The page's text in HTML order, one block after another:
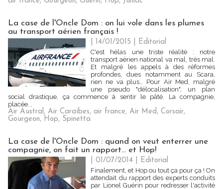
La case de l'Oncle Dom : on lui vole dans les plumes
au transport aérien français !
| 14/01/2015
Editorial
C'est hélas une triste réalité : notre
transport aérien national va mal, très mal.
Et malgré les appels à des réformes
profondes, dues notamment au Scara,
rien ne va plus… Pour Air Med, malgré
une pseudo "délocalisation", un plan
social drastique, ça commence à sentir le pâté. La compagnie,
placée...
Air Austral, Air Caraïbes, air france, Air Med, Corsair,
Gourgeon, Hop, Spinetta
La case de l'Oncle Dom : quand on veut enterrer une
compagnie, on fait un rapport... et Hop!
| 01/07/2014
Editorial
Finalement, et Hop ou tout ça pour ça ! On
attendait du rapport des experts conduits
par Lionel Guérin pour redresser l'activité